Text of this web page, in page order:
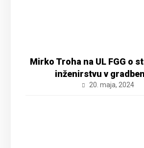
Mirko Troha na UL FGG o
inženirstvu v
20. maja, 2024